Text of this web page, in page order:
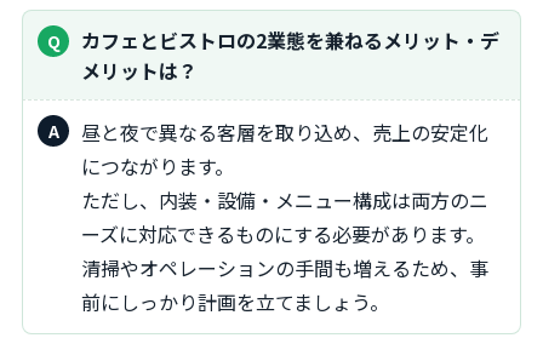
カフェとビストロの2業態を兼ねるメリット・デ
メリットは？
昼と夜で異なる客層を取り込め、売上の安定化
につながります。
ただし、内装・設備・メニュー構成は両方のニ
ーズに対応できるものにする必要があります。
清掃やオペレーションの手間も増えるため、事
前にしっかり計画を立てましょう。